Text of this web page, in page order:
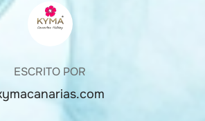
DE LA ENTRADA
ESCRITO POR